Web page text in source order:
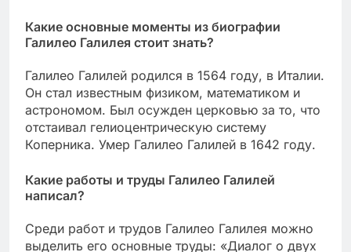
Какие основные моменты из биографии
Галилео Галилея стоит знать?
Галилео Галилей родился в 1564 году, в Италии.
Он стал известным физиком, математиком и
астрономом. Был осужден церковью за то, что
отстаивал гелиоцентрическую систему
Коперника. Умер Галилео Галилей в 1642 году.
Какие работы и труды Галилео Галилей
написал?
Среди работ и трудов Галилео Галилея можно
выделить его основные труды: «Диалог о двух